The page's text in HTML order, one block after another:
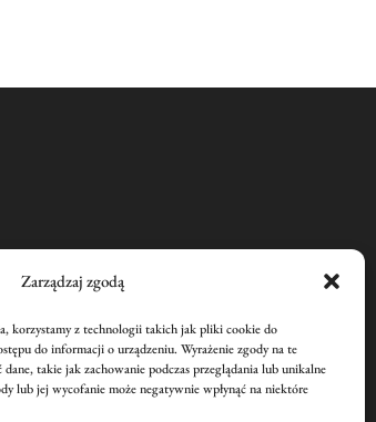
Zarządzaj zgodą
korzystamy z technologii takich jak pliki cookie do
do informacji o urządzeniu. Wyrażenie zgody na te
takie jak zachowanie podczas przeglądania lub unikalne
lub jej wycofanie może negatywnie wpłynąć na niektóre